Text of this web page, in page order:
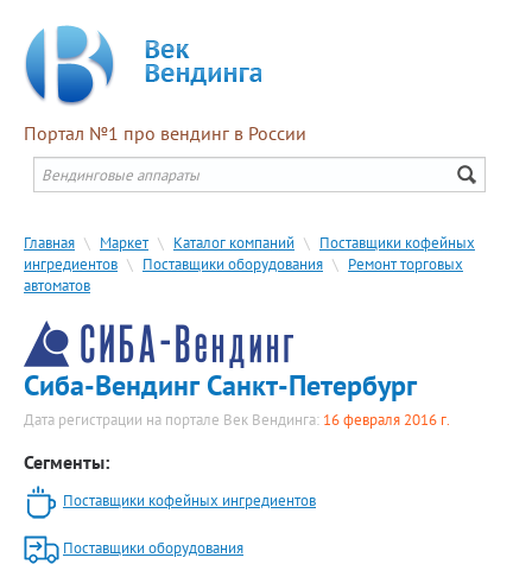
Портал №1 про вендинг в России
Главная \ Маркет \ Каталог компаний \ Поставщики кофейных
ингредиентов \ Поставщики оборудования \ Ремонт торговых
автоматов
Сиба-Вендинг Санкт-Петербург
Дата регистрации на портале Век Вендинга: 16 февраля 2016 г.
Сегменты:
Поставщики кофейных ингредиентов
Поставщики оборудования